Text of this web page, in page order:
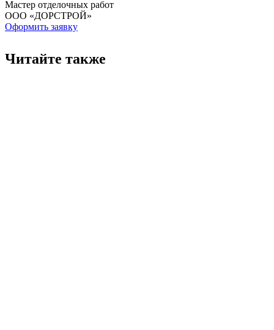
Мастер отделочных работ
ООО «ДОРСТРОЙ»
Оформить заявку
Читайте также